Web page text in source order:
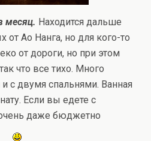
месяц. Находится дальше
от Ао Нанга, но для кого-то
от дороги, но при этом
что все тихо. Много
с двумя спальнями. Ванная
Если вы едете с
даже бюджетно